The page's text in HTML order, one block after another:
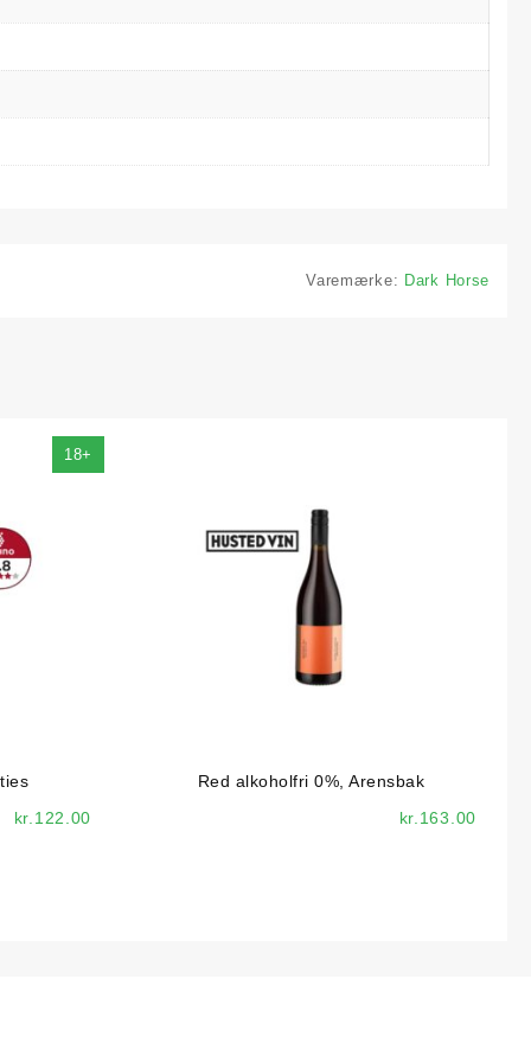
Varemærke: Dark Horse
18+
kr.122.00
Red alkoholfri 0%, Arensbak
kr.163.00